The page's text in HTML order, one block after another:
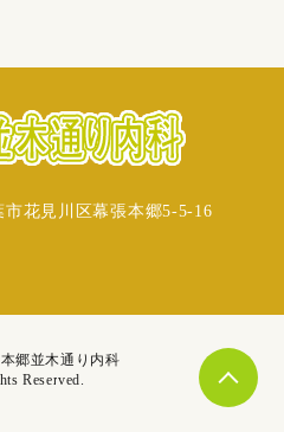
市花見川区幕張本郷5-5-16
郷並木通り内科
Reserved.